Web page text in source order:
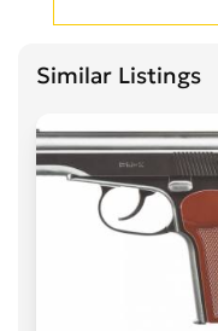
Similar Listings